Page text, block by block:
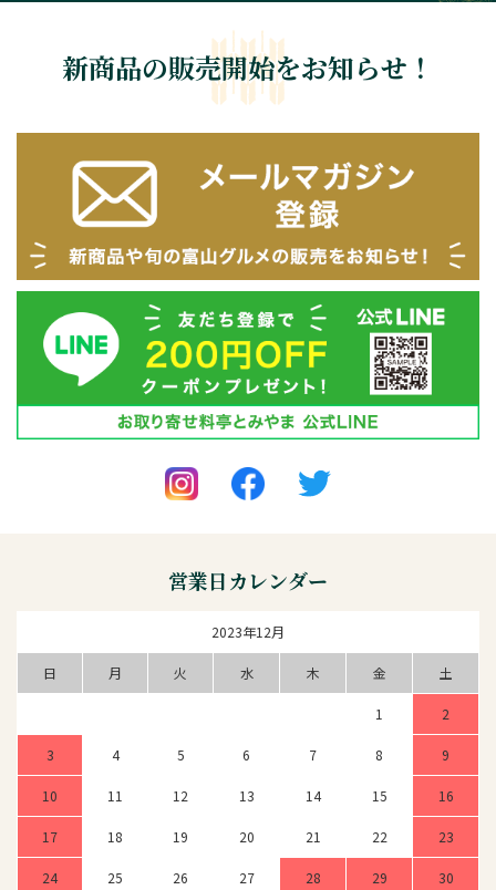
新商品の販売開始をお知らせ！
営業日カレンダー
2023年12月
日 月 火 水 木 金 土
1 2
3 4 5 6 7 8 9
10 11 12 13 14 15 16
17 18 19 20 21 22 23
24 25 26 27 28 29 30